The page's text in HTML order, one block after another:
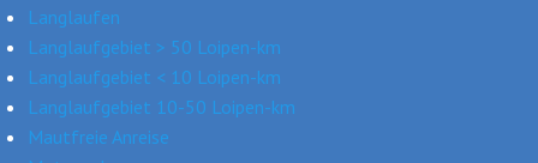
Langlaufen
Langlaufgebiet > 50 Loipen-km
Langlaufgebiet < 10 Loipen-km
Langlaufgebiet 10-50 Loipen-km
Mautfreie Anreise